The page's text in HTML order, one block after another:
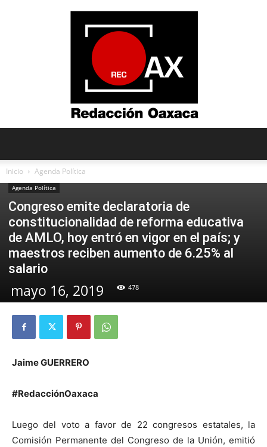
Oaxaca
Inicio Agenda Política
Agenda Política
Congreso emite declaratoria de
constitucionalidad de reforma educativa
de AMLO, hoy entró en vigor en el país; y
maestros reciben aumento de 6.25% al
salario
mayo 16, 2019 478
Jaime GUERRERO
#RedacciónOaxaca
Luego del voto a favor de 22 congresos estatales, la
Comisión Permanente del Congreso de la Unión, emitió